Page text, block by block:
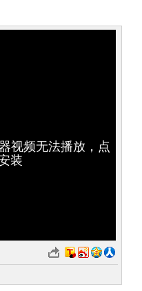
视频无法播放，点
装